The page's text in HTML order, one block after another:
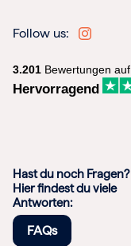
Follow us:
3.201 Bewertungen auf
Hervorragend
Hast du noch Fragen?
Hier findest du viele
Antworten:
FAQs